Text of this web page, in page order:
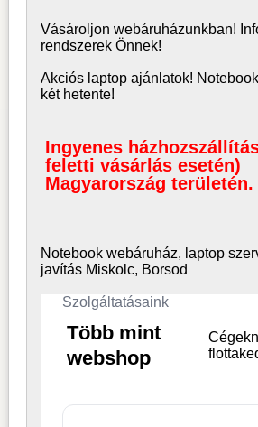
Vásároljonwebáruházunkban!
rendszerek Önnek!
Akciós laptop ajánlatok!
két hetente!
Ingyenes
feletti vásárlás esetén)
Magyarország területén.
Notebook webáruház, laptop
javítás Miskolc, Borsod
Szolgáltatásaink
Több mint
webshop